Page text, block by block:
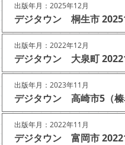
出版年月：2025年12月
デジタウン 桐生市
出版年月：2022年12月
デジタウン 大泉町
出版年月：2023年11月
デジタウン 高崎市5（
出版年月：2022年11月
デジタウン 富岡市